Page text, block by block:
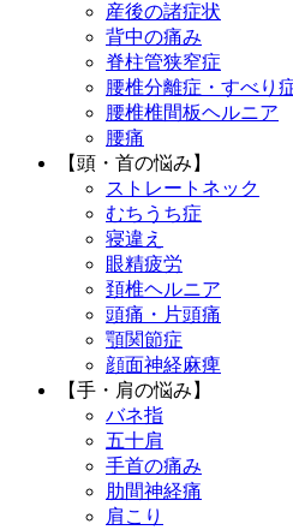
産後の諸症状
背中の痛み
脊柱管狭窄症
腰椎分離症・すべり
腰椎椎間板ヘルニア
腰痛
【頭・首の悩み】
ストレートネック
むちうち症
寝違え
眼精疲労
頚椎ヘルニア
頭痛・片頭痛
顎関節症
顔面神経麻痺
【手・肩の悩み】
バネ指
五十肩
手首の痛み
肋間神経痛
肩こり